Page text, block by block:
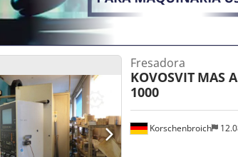
Korschenbroich
Fresadora
KOVOSVIT MAS
1000